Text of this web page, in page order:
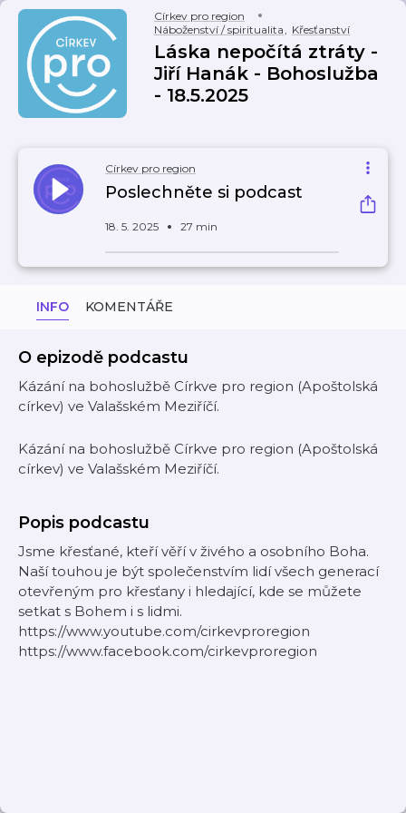
Církev pro region
Náboženství / spiritualita, Křesťanství
Láska nepočítá ztráty -
Jiří Hanák - Bohoslužba
- 18.5.2025
Církev pro region
Poslechněte si podcast
18. 5. 2025 27 min
INFO KOMENTÁŘE
O epizodě podcastu
Kázání na bohoslužbě Církve pro region (Apoštolská
církev) ve Valašském Meziříčí.
Kázání na bohoslužbě Církve pro region (Apoštolská
církev) ve Valašském Meziříčí.
Popis podcastu
Jsme křesťané, kteří věří v živého a osobního Boha.
Naší touhou je být společenstvím lidí všech generací
otevřeným pro křesťany i hledající, kde se můžete
setkat s Bohem i s lidmi.
https://www.youtube.com/cirkevproregion
https://www.facebook.com/cirkevproregion